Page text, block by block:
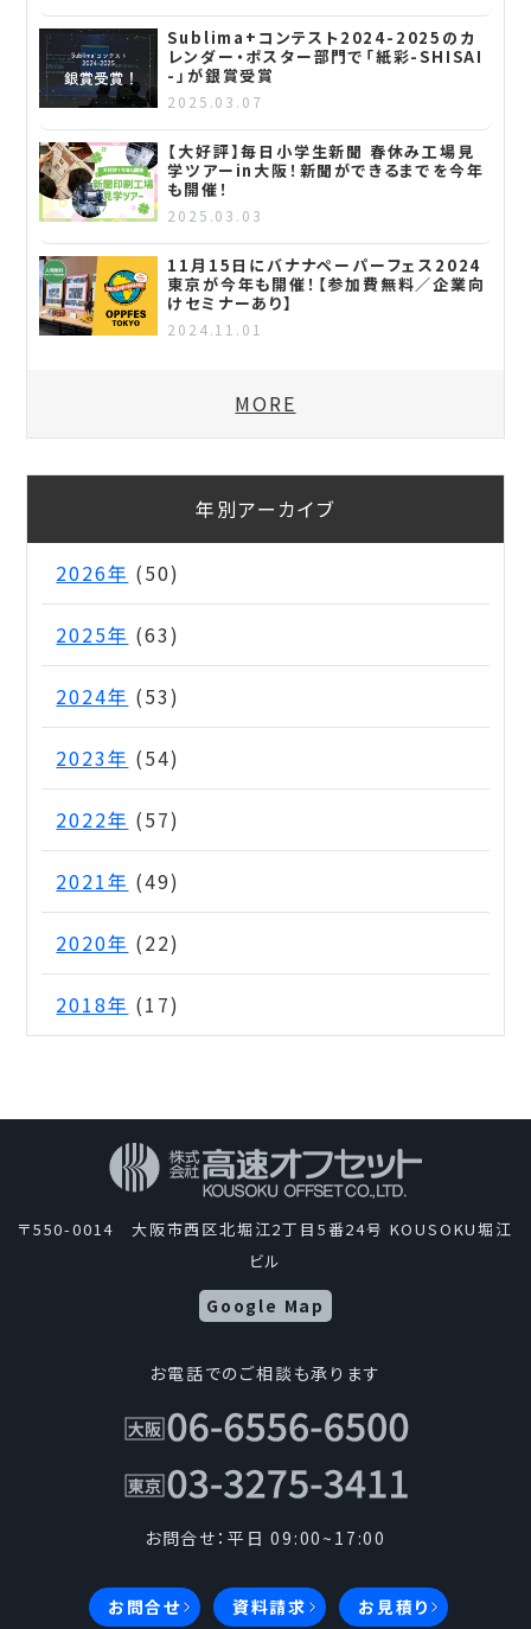
Sublima+コンテスト2024-2025のカ
レンダー・ポスター部門で「紙彩-SHISAI
-」が銀賞受賞
2025.03.07
【大好評】毎日小学生新聞 春休み工場見
学ツアーin大阪！新聞ができるまでを今年
も開催！
2025.03.03
11月15日にバナナペーパーフェス2024
東京が今年も開催！【参加費無料／企業向
けセミナーあり】
2024.11.01
MORE
年別アーカイブ
2026年 (50)
2025年 (63)
2024年 (53)
2023年 (54)
2022年 (57)
2021年 (49)
2020年 (22)
2018年 (17)
〒550-0014 大阪市西区北堀江2丁目5番24号 KOUSOKU堀江
ビル
Google Map
お電話でのご相談も承ります
お問合せ：平日 09:00~17:00
お問合せ 資料請求 お見積り